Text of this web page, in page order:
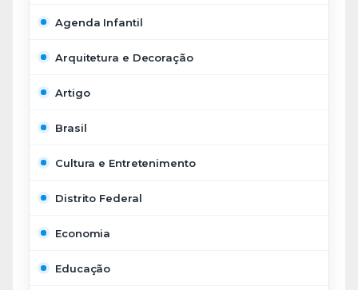
Agenda Infantil
Arquitetura e Decoração
Artigo
Brasil
Cultura e Entretenimento
Distrito Federal
Economia
Educação